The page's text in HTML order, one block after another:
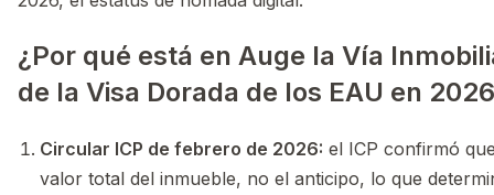
¿Por qué está en Auge la Vía
de la Visa Dorada de los EAU en
Circular ICP de febrero de 2026: el ICP confirmó
valor total del inmueble, no el anticipo, lo que